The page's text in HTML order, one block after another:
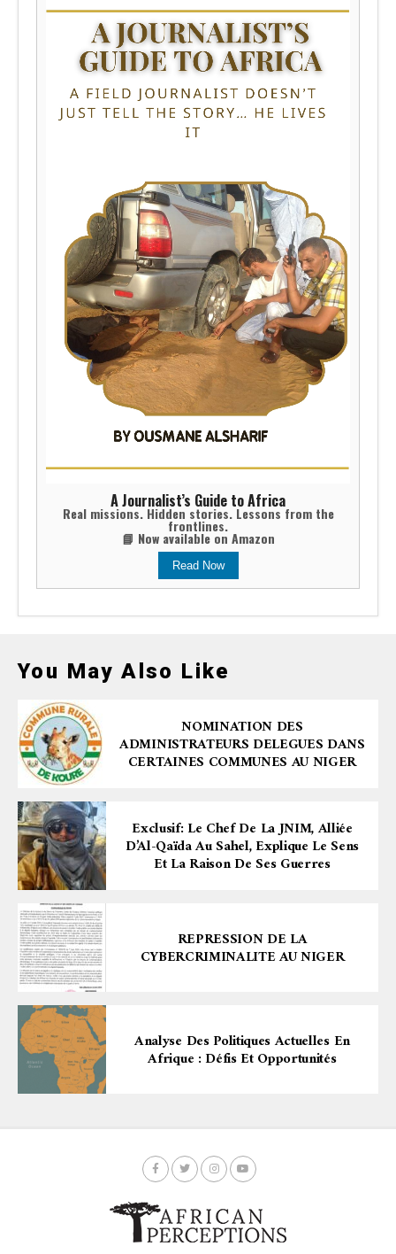
A Journalist’s Guide to Africa
Real missions. Hidden stories. Lessons from the
frontlines.
📘 Now available on Amazon
Read Now
You May Also Like
NOMINATION DES
ADMINISTRATEURS DELEGUES DANS
CERTAINES COMMUNES AU NIGER
Exclusif: Le Chef De La JNIM, Alliée
D’Al-Qaïda Au Sahel, Explique Le Sens
Et La Raison De Ses Guerres
REPRESSION DE LA
CYBERCRIMINALITE AU NIGER
Analyse Des Politiques Actuelles En
Afrique : Défis Et Opportunités